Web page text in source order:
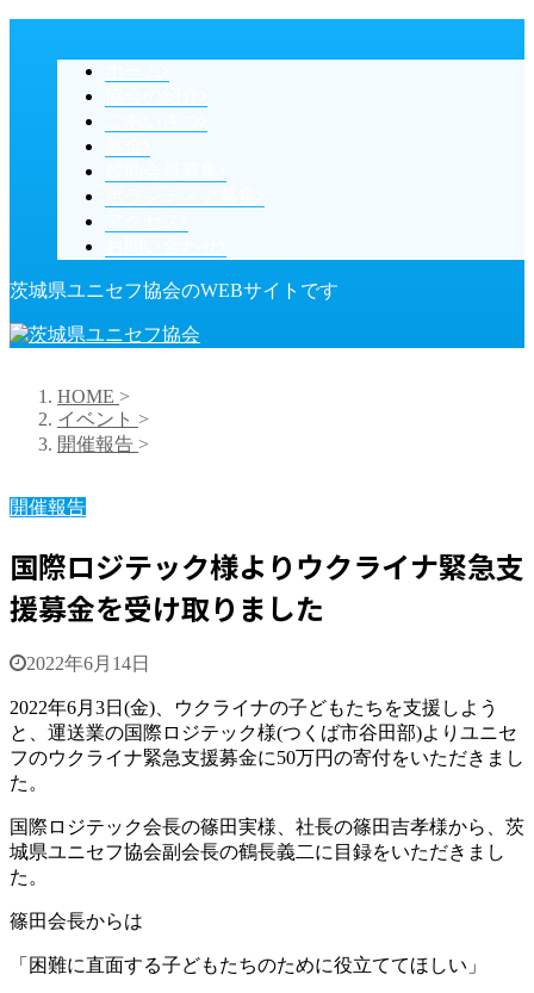
茨城県ユニセフ協会のWEBサイトです
HOME >
イベント >
開催報告 >
開催報告
国際ロジテック様よりウクライナ緊急支
援募金を受け取りました
2022年6月14日
2022年6月3日(金)、ウクライナの子どもたちを支援しよう
と、運送業の国際ロジテック様(つくば市谷田部)よりユニセ
フのウクライナ緊急支援募金に50万円の寄付をいただきまし
た。
国際ロジテック会長の篠田実様、社長の篠田吉孝様から、茨
城県ユニセフ協会副会長の鶴長義二に目録をいただきまし
た。
篠田会長からは
「困難に直面する子どもたちのために役立ててほしい」